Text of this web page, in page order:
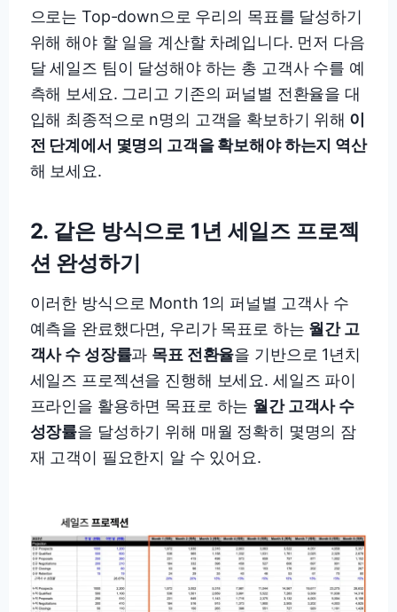
으로는 Top-down으로 우리의 목표를 달성하기
위해 해야 할 일을 계산할 차례입니다. 먼저 다음
달 세일즈 팀이 달성해야 하는 총 고객사 수를 예
측해 보세요. 그리고 기존의 퍼널별 전환율을 대
입해 최종적으로 n명의 고객을 확보하기 위해 이
전 단계에서 몇명의 고객을 확보해야 하는지 역산
해 보세요.
2. 같은 방식으로 1년 세일즈 프로젝
션 완성하기
이러한 방식으로 Month 1의 퍼널별 고객사 수
예측을 완료했다면, 우리가 목표로 하는 월간 고
객사 수 성장률과 목표 전환율을 기반으로 1년치
세일즈 프로젝션을 진행해 보세요. 세일즈 파이
프라인을 활용하면 목표로 하는 월간 고객사 수
성장률을 달성하기 위해 매월 정확히 몇명의 잠
재 고객이 필요한지 알 수 있어요.